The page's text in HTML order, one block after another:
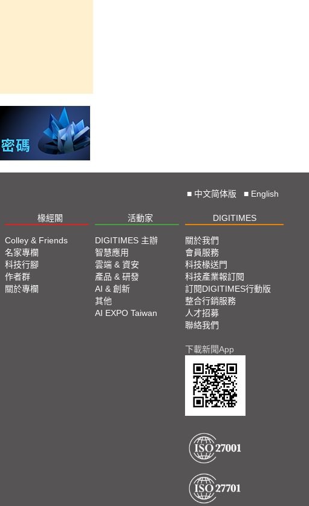
■ 中文简体版 ■ English
椽經閣 活動家 DIGITIMES
Colley & Friends
名家專欄
科技行腳
作者群
關於專欄
DIGITIMES 主辦
智慧應用
雲端 & 資安
產品 & 研發
AI & 創新
其他
AI EXPO Taiwan
關於我們
會員服務
科技椽送門
科技產業報訂閱
訂閱DIGITIMES行動版
整合行銷服務
人才招募
聯絡我們
下載新聞App